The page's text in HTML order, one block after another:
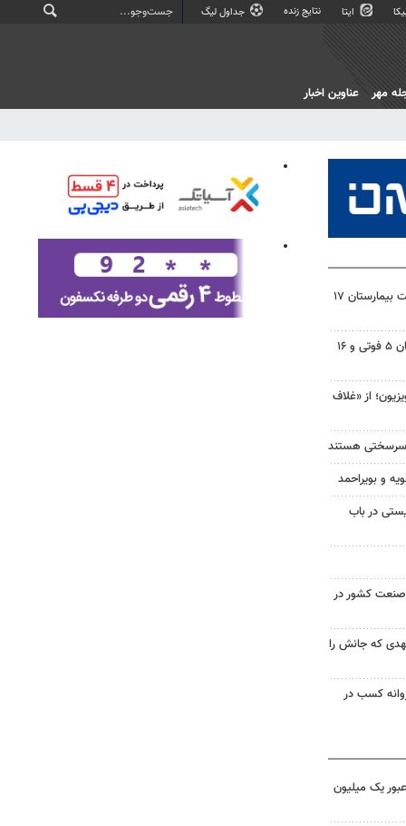
ایتا نتایج زنده جداول لیگ
مهر عناوین اخبار
وزیر بهداشت بر تسریع در ساخت بیمارستان ۱۷
تصادفات شب گذشته در اصفهان ۵ فوتی و ۱۶
از «غلاف
سرسختی هستند
و بویراحمد
در باب
کشور در
۱۸ ساله مشهدی که جانش را
کسب در
عبور یک میلیون